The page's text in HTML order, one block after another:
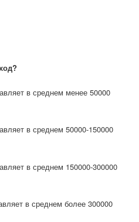
в среднем менее 50000
в среднем 50000-150000
в среднем 150000-300000
в среднем более 300000